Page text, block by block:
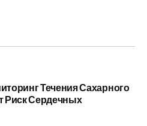
Течения Сахарного
Риск Сердечных